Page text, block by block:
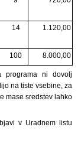
14 1.120,00
100 8.000,00
programa ni dovolj
na tiste vsebine, za
mase sredstev lahko
v Uradnem listu